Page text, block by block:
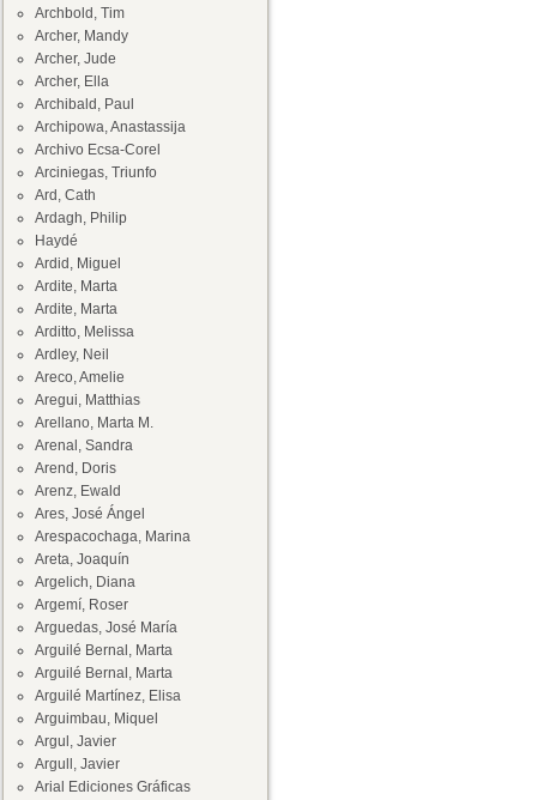
Archbold, Tim
Archer, Mandy
Archer, Jude
Archer, Ella
Archibald, Paul
Archipowa, Anastassija
Archivo Ecsa-Corel
Arciniegas, Triunfo
Ard, Cath
Ardagh, Philip
Haydé
Ardid, Miguel
Ardite, Marta
Ardite, Marta
Arditto, Melissa
Ardley, Neil
Areco, Amelie
Aregui, Matthias
Arellano, Marta M.
Arenal, Sandra
Arend, Doris
Arenz, Ewald
Ares, José Ángel
Arespacochaga, Marina
Areta, Joaquín
Argelich, Diana
Argemí, Roser
Arguedas, José María
Arguilé Bernal, Marta
Arguilé Bernal, Marta
Arguilé Martínez, Elisa
Arguimbau, Miquel
Argul, Javier
Argull, Javier
Arial Ediciones Gráficas